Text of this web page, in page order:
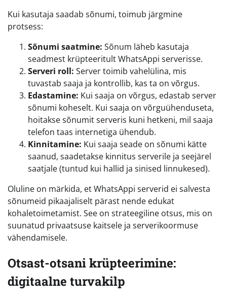
Kui kasutaja saadab sõnumi, toimub järgmine
protsess:
Sõnumi saatmine: Sõnum läheb kasutaja
seadmest krüpteeritult WhatsAppi serverisse.
Serveri roll: Server toimib vahelülina, mis
tuvastab saaja ja kontrollib, kas ta on võrgus.
Edastamine: Kui saaja on võrgus, edastab server
sõnumi koheselt. Kui saaja on võrguühenduseta,
hoitakse sõnumit serveris kuni hetkeni, mil saaja
telefon taas internetiga ühendub.
Kinnitamine: Kui saaja seade on sõnumi kätte
saanud, saadetakse kinnitus serverile ja seejärel
saatjale (tuntud kui hallid ja sinised linnukesed).
Oluline on märkida, et WhatsAppi serverid ei salvesta
sõnumeid pikaajaliselt pärast nende edukat
kohaletoimetamist. See on strateegiline otsus, mis on
suunatud privaatsuse kaitsele ja serverikoormuse
vähendamisele.
Otsast-otsani krüpteerimine:
digitaalne turvakilp